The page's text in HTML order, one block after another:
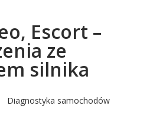
Escort –
ze
silnika
Diagnostyka samochodów